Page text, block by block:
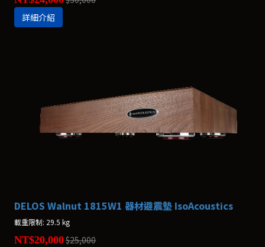
詳細介紹
DELOS Walnut 1815W1 器材避震墊 IsoAcoustics
載重限制: 29.5 kg
NT$20,000$25,000